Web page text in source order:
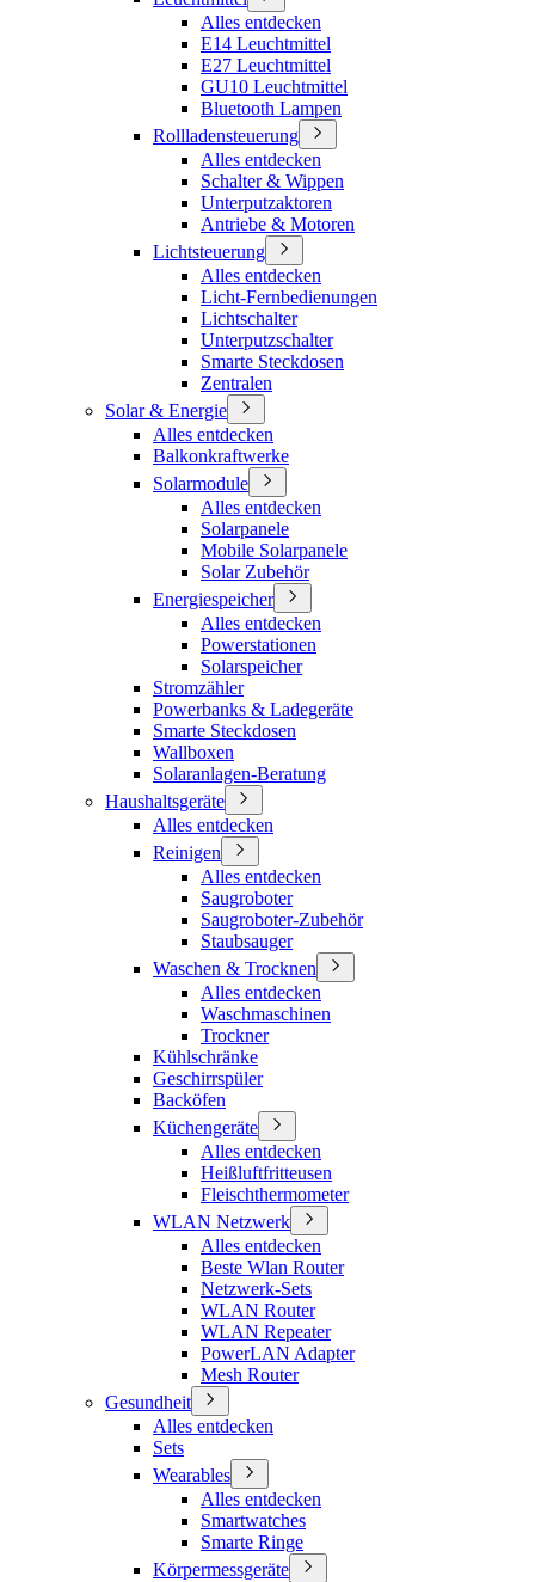
Alles entdecken
E14 Leuchtmittel
E27 Leuchtmittel
GU10 Leuchtmittel
Bluetooth Lampen
Rollladensteuerung
Alles entdecken
Schalter & Wippen
Unterputzaktoren
Antriebe & Motoren
Lichtsteuerung
Alles entdecken
Licht-Fernbedienungen
Lichtschalter
Unterputzschalter
Smarte Steckdosen
Zentralen
Solar & Energie
Alles entdecken
Balkonkraftwerke
Solarmodule
Alles entdecken
Solarpanele
Mobile Solarpanele
Solar Zubehör
Energiespeicher
Alles entdecken
Powerstationen
Solarspeicher
Stromzähler
Powerbanks & Ladegeräte
Smarte Steckdosen
Wallboxen
Solaranlagen-Beratung
Haushaltsgeräte
Alles entdecken
Reinigen
Alles entdecken
Saugroboter
Saugroboter-Zubehör
Staubsauger
Waschen & Trocknen
Alles entdecken
Waschmaschinen
Trockner
Kühlschränke
Geschirrspüler
Backöfen
Küchengeräte
Alles entdecken
Heißluftfritteusen
Fleischthermometer
WLAN Netzwerk
Alles entdecken
Beste Wlan Router
Netzwerk-Sets
WLAN Router
WLAN Repeater
PowerLAN Adapter
Mesh Router
Gesundheit
Alles entdecken
Sets
Wearables
Alles entdecken
Smartwatches
Smarte Ringe
Körpermessgeräte